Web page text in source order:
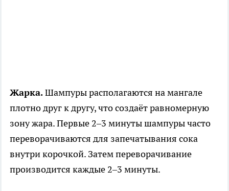
Жарка.Шампуры располагаются на мангале
плотно друг к другу, что создаёт равномерную
зону жара. Первые 2–3 минуты шампуры часто
переворачиваются для запечатывания сока
внутри корочкой. Затем переворачивание
производится каждые 2–3 минуты.